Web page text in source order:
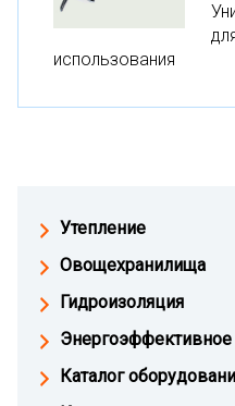
Утепление
Овощехранилища
Гидроизоляция
Каталог
использования